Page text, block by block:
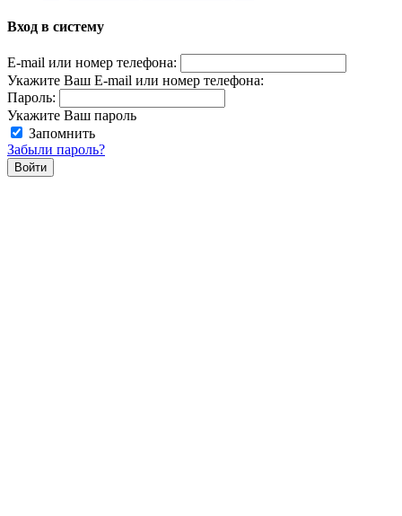
Вход в систему
E-mail или номер телефона:
Укажите Ваш E-mail или номер телефона:
Пароль:
Укажите Ваш пароль
Запомнить
Забыли пароль?